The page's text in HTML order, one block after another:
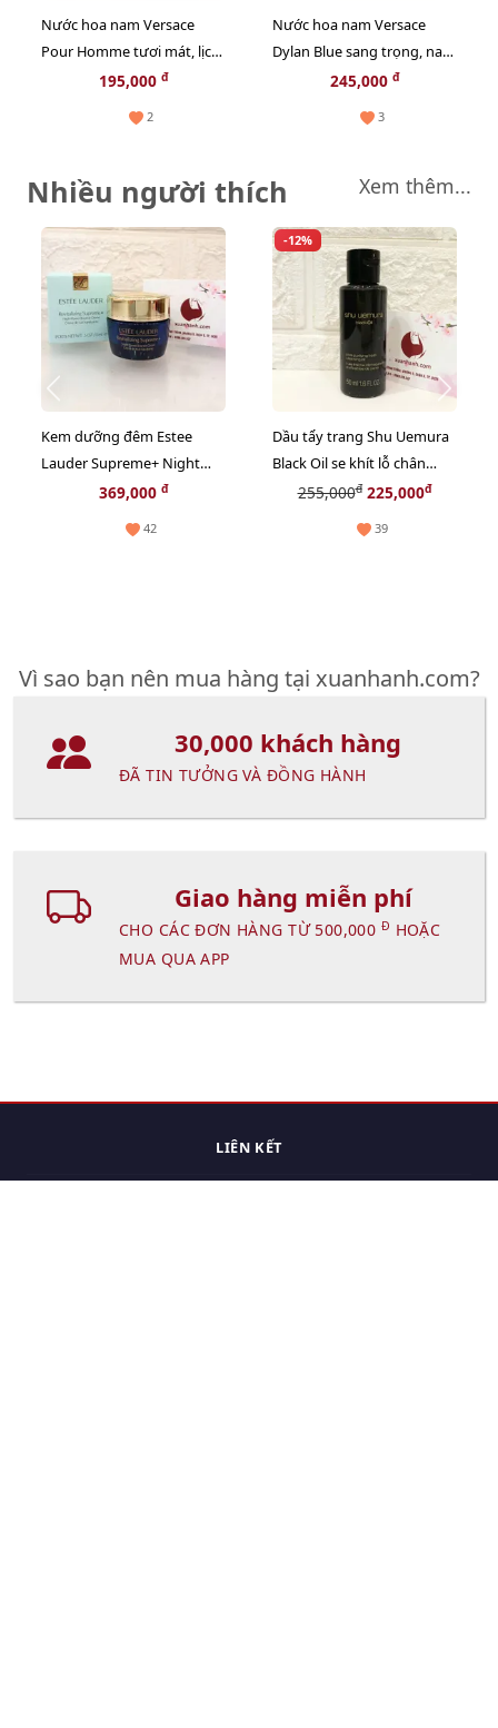
Nước hoa nam Versace
Pour Homme tươi mát, lịch
lãm, sành điệu - EDT, 5ml
195,000 đ
2
Nước hoa nam Versace
Dylan Blue sang trọng, nam
tính, hiện đại - EDT, 5ml
245,000 đ
3
Nhiều người thích Xem thêm...
Kem dưỡng đêm Estee
Lauder Supreme+ Night
phục hồi và tăng sinh
369,000 đ
42
-12%
Dầu tẩy trang Shu Uemura
Black Oil se khít lỗ chân
lông, sạch bã nhờn - 50ml
255,000đ225,000đ
39
Vì sao bạn nên mua hàng tại xuanhanh.com?
30,000 khách hàng
ĐÃ TIN TƯỞNG VÀ ĐỒNG HÀNH
Giao hàng miễn phí
CHO CÁC ĐƠN HÀNG TỪ 500,000 Đ HOẶC
MUA QUA APP
LIÊN KẾT